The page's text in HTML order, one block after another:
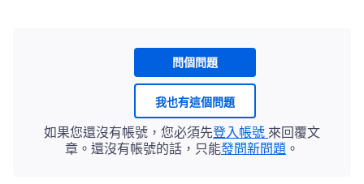
問個問題
我也有這個問題
如果您還沒有帳號，您必須先登入帳號 來回覆文
章。還沒有帳號的話，只能發問新問題 。